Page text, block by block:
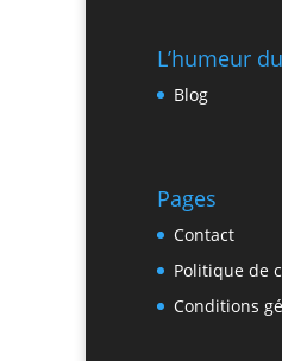
L’humeur
Blog
Pages
Contact
Politique de
Conditions